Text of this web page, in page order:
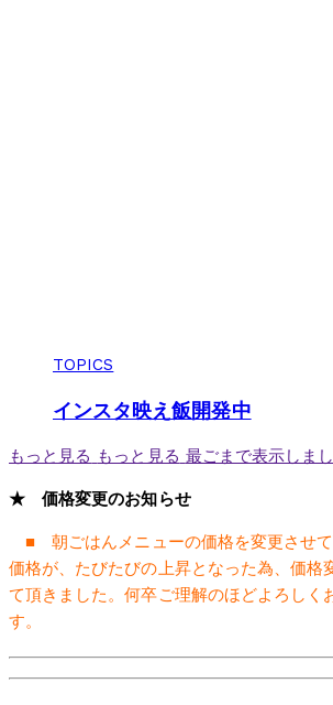
TOPICS
インスタ映え飯開発中
もっと見る もっと見る 最ごまで表示しま
★ 価格変更のお知らせ
■ 朝ごはんメニューの価格を変更させ
価格が、たびたびの上昇となった為、価格
て頂きました。何卒ご理解のほどよろしく
す。